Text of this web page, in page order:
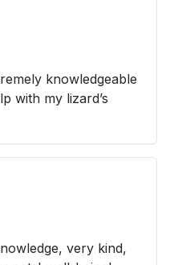
knowledgeable
with my lizard’s
very kind,